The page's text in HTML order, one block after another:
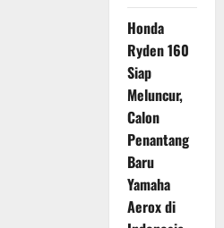
Honda
Ryden 160
Siap
Meluncur,
Calon
Penantang
Baru
Yamaha
Aerox di